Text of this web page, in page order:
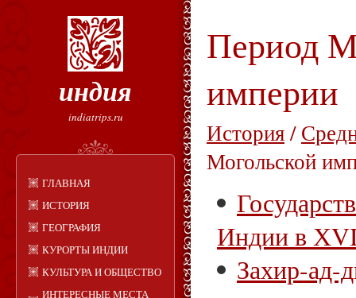
индия
indiatrips.ru
ГЛАВНАЯ
ИСТОРИЯ
ГЕОГРАФИЯ
КУРОРТЫ ИНДИИ
КУЛЬТУРА И ОБЩЕСТВО
ИНТЕРЕСНЫЕ МЕСТА
Период
империи
История/
Могольской
Индии в
Захир-ад-